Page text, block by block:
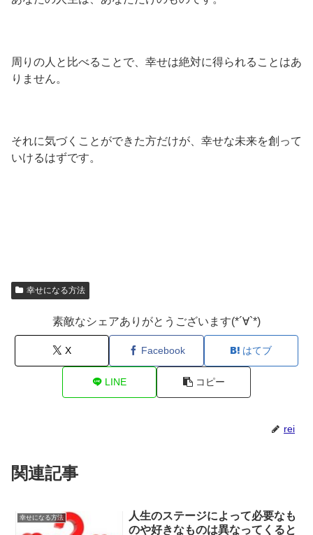
周りの人と比べることで、幸せは絶対に得られることはあ
りません。
それに気づくことができた方だけが、幸せな未来を創って
いけるはずです。
幸せになる方法
素敵なシェアありがとうございます(*´∀`*)
X Facebook はてブ
LINE コピー
rei
関連記事
幸せになる方法
人生のステージによって必要なも
のや好きなものは異なってくると